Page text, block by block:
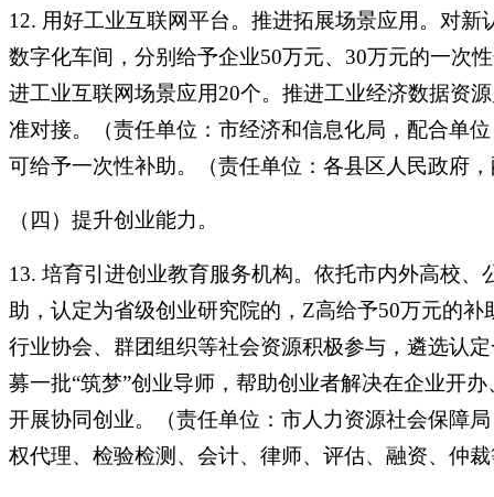
12. 用好工业互联网平台。推进拓展场景应用。对
数字化车间，分别给予企业50万元、30万元的一次
进工业互联网场景应用20个。推进工业经济数据资
准对接。（责任单位：市经济和信息化局，配合单
可给予一次性补助。（责任单位：各县区人民政府
（四）提升创业能力。
13. 培育引进创业教育服务机构。依托市内外高校
助，认定为省级创业研究院的，Z高给予50万元的
行业协会、群团组织等社会资源积极参与，遴选认
募一批“筑梦”创业导师，帮助创业者解决在企业开
开展协同创业。（责任单位：市人力资源社会保障
权代理、检验检测、会计、律师、评估、融资、仲